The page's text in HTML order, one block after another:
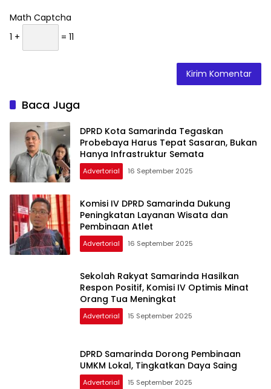
Math Captcha
1 +
= 11
Baca Juga
DPRD Kota Samarinda Tegaskan
Probebaya Harus Tepat Sasaran, Bukan
Hanya Infrastruktur Semata
Advertorial 16 September 2025
Komisi IV DPRD Samarinda Dukung
Peningkatan Layanan Wisata dan
Pembinaan Atlet
Advertorial 16 September 2025
Sekolah Rakyat Samarinda Hasilkan
Respon Positif, Komisi IV Optimis Minat
Orang Tua Meningkat
Advertorial 15 September 2025
DPRD Samarinda Dorong Pembinaan
UMKM Lokal, Tingkatkan Daya Saing
Advertorial 15 September 2025